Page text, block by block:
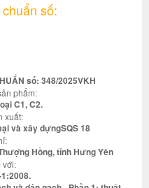
số:
số: 348/2025VKH
phẩm:
C1, C2.
xuất:
và xây dựngSQS 18
Hồng, tỉnh Hưng Yên
với: